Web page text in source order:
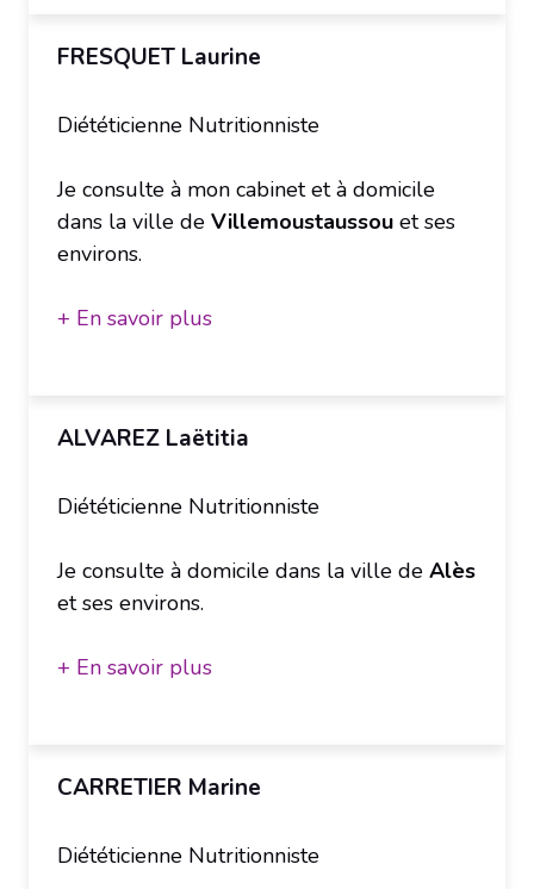
FRESQUET Laurine
Diététicienne Nutritionniste
Je consulte à mon cabinet et à domicile
dans la ville de Villemoustaussou et ses
environs.
+ En savoir plus
ALVAREZ Laëtitia
Diététicienne Nutritionniste
Je consulte à domicile dans la ville de Alès
et ses environs.
+ En savoir plus
CARRETIER Marine
Diététicienne Nutritionniste